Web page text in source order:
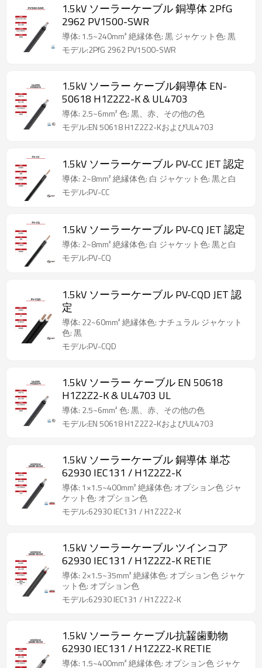
1.5kV ソーラーケーブル 銅導体 2PfG
2962 PV1500-SWR
導体: 1.5~240mm² 絶縁体色: 黒 ジャケット色: 黒
モデル:2PfG 2962 PV1500-SWR
1.5kV ソーラー ケーブル銅導体 EN-
50618 H1Z2Z2-K & UL4703
導体: 2.5~6mm² 色: 黒、赤、その他の色
モデル:EN 50618 H1Z2Z2-KおよびUL4703
1.5kV ソーラーケーブル PV-CC JET 認定
導体: 2~8mm² 絶縁体色: 白 ジャケット色: 黒と白
モデル:PV-CC
1.5kV ソーラーケーブル PV-CQ JET 認定
導体: 2~8mm² 絶縁体色: 白 ジャケット色: 黒と白
モデル:PV-CQ
1.5kV ソーラーケーブル PV-CQD JET 認
定
導体: 22~60mm² 絶縁体色: ナチュラル ジャケット
色: 黒
モデル:PV-CQD
1.5kV ソーラー ケーブル EN 50618
H1Z2Z2-K & UL4703 UL
導体: 2.5~6mm² 色: 黒、赤、その他の色
モデル:EN 50618 H1Z2Z2-KおよびUL4703
1.5kV ソーラーケーブル 銅導体 単芯
62930 IEC131 / H1Z2Z2-K
導体: 1×1.5~400mm² 絶縁体色: オプション色 ジャ
ケット色: オプション色
モデル:62930 IEC131 / H1Z2Z2-K
1.5kV ソーラーケーブル ツインコア
62930 IEC131 / H1Z2Z2-K RETIE
導体: 2×1.5~35mm² 絶縁体色: オプション色 ジャケ
ット色: オプション色
モデル:62930 IEC131 / H1Z2Z2-K
1.5kV ソーラー ケーブル抗齧歯動物
62930 IEC131 / H1Z2Z2-K RETIE
導体: 1.5~400mm² 絶縁体色: オプション色 ジャケ